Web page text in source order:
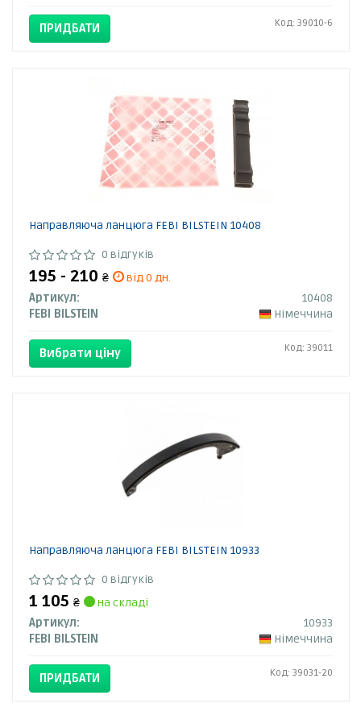
ПРИДБАТИ Код: 39010-6
Направляюча ланцюга FEBI BILSTEIN 10408
0 відгуків
195 - 210 ₴
від 0 дн.
Артикул:
10408
FEBI BILSTEIN
Німеччина
Вибрати ціну Код: 39011
Направляюча ланцюга FEBI BILSTEIN 10933
0 відгуків
1 105 ₴
на складі
Артикул:
10933
FEBI BILSTEIN
Німеччина
ПРИДБАТИ Код: 39031-20